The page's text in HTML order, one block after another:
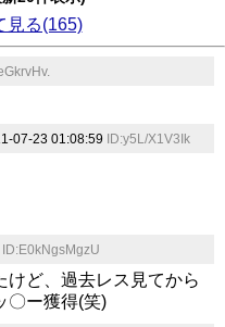
見る(165)
07-23 01:08:59 ID:y5L/X1V3Ik
ID:E0kNgsMgzU
ど、過去レス見てから
〇ー獲得(笑)